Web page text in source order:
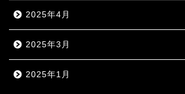
2025年4月
2025年3月
2025年1月